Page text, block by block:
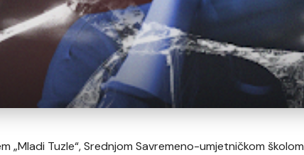
„Mladi Tuzle“, Srednjom Savremeno-umjetničkom školom